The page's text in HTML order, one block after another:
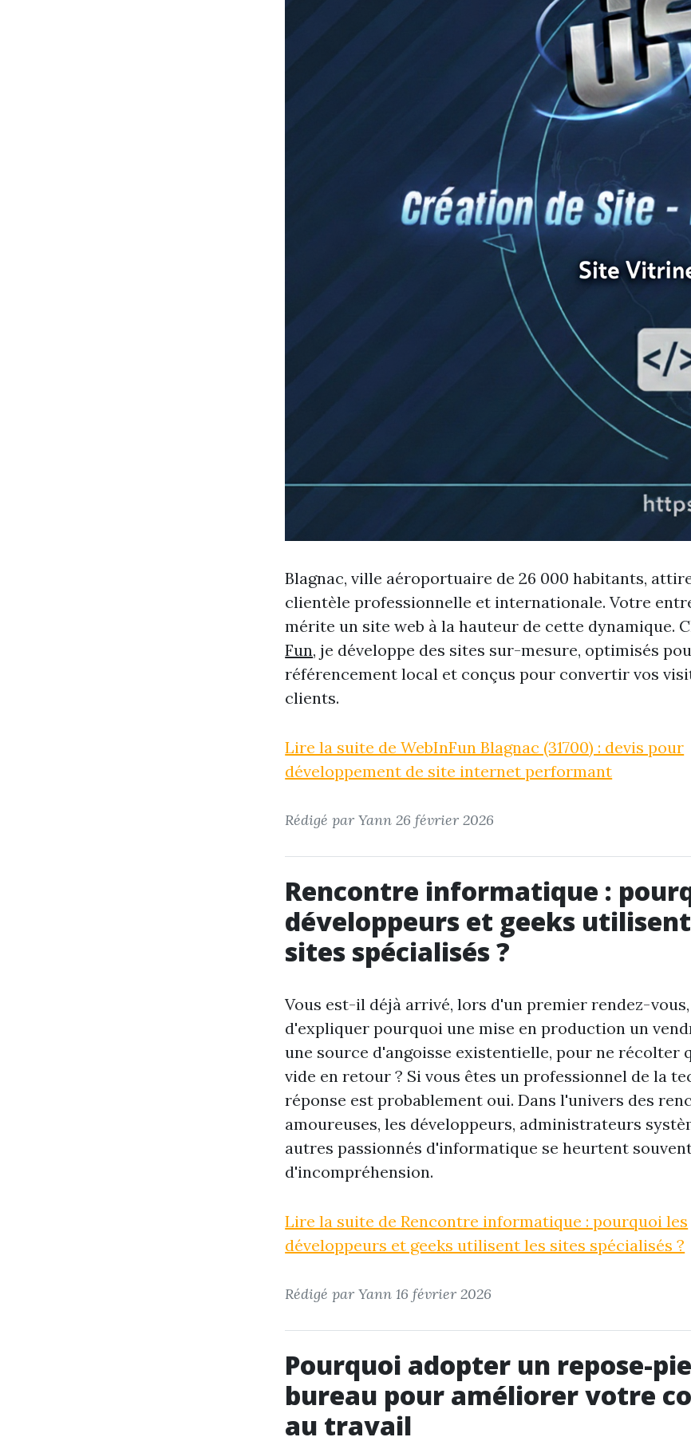
Blagnac, ville aéroportuaire de 26 000 habitants,
clientèle professionnelle et internationale. Votre
mérite un site web à la hauteur de cette dynamique.
Fun, je développe des sites sur-mesure, optimisés
référencement local et conçus pour convertir vos
clients.
Lire la suite de WebInFun Blagnac (31700) : devis pour
développement de site internet performant
Rédigé par Yann26 février 2026
Rencontre informatique :
développeurs et geeks
sites spécialisés ?
Vous est-il déjà arrivé, lors d'un premier rendez-
d'expliquer pourquoi une mise en production un
une source d'angoisse existentielle, pour ne récolter
vide en retour ? Si vous êtes un professionnel de la
réponse est probablement oui. Dans l'univers des
amoureuses, les développeurs, administrateurs
autres passionnés d'informatique se heurtent
d'incompréhension.
Lire la suite de Rencontre informatique : pourquoi les
développeurs et geeks utilisent les sites spécialisés ?
Rédigé par Yann16 février 2026
Pourquoi adopter un repose-
bureau pour améliorer votre
au travail